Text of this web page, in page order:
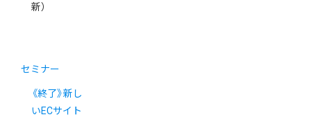
新）
セミナー
《終了》新し
いECサイト